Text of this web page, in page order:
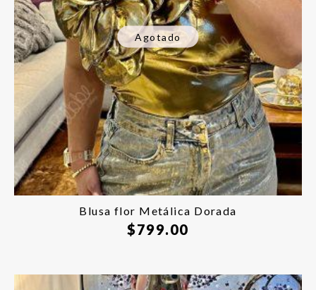
Agotado
Blusa flor Metálica Dorada
$799.00